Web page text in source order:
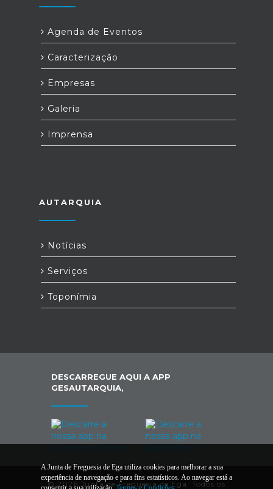
Agenda de Eventos
Caracterização
Empresas
Galeria
Imprensa
AUTARQUIA
Notícias
Serviços
Toponímia
DESCARREGUE AQUI A APP
GESAUTARQUIA,
© 2026 Junta de Freguesia de Ega. Todos os
A Junta de Freguesia de Ega utiliza cookies para melhorar a sua
experiência de navegação e para fins estatísticos. Ao navegar está a